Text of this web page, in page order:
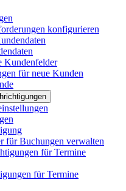
konfigurieren
Kundenfelder
für neue Kunden
für Buchungen verwalten
für Termine
für Termine